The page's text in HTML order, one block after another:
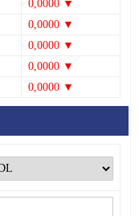
0,0000 ▼
0,0000 ▼
0,0000 ▼
0,0000 ▼
0,0000 ▼